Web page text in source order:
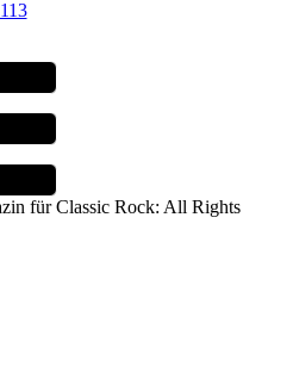
für Classic Rock: All Rights